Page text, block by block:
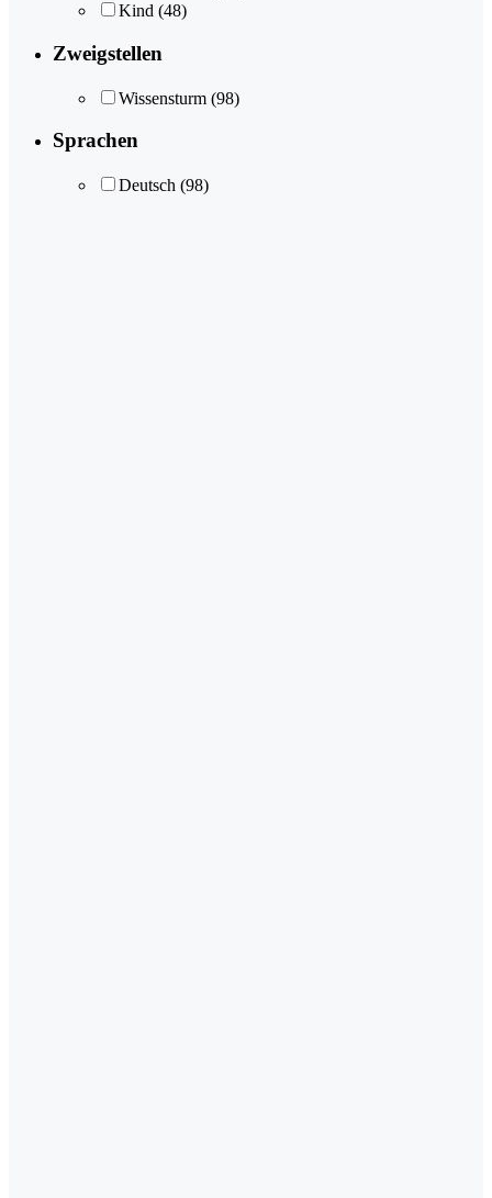
Kind (48)
Zweigstellen
Wissensturm (98)
Sprachen
Deutsch (98)